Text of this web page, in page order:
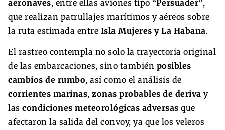
aeronaves, entre ellas aviones tipo “Persuader”,
que realizan patrullajes marítimos y aéreos sobre
la ruta estimada entre Isla Mujeres y La Habana.
El rastreo contempla no solo la trayectoria original
de las embarcaciones, sino también posibles
cambios de rumbo, así como el análisis de
corrientes marinas, zonas probables de deriva y
las condiciones meteorológicas adversas que
afectaron la salida del convoy, ya que los veleros